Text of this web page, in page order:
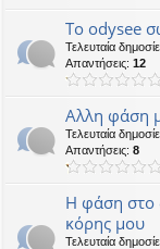
Το odysee
Τελευταία
Απαντήσεις: 12
Αλλη φάση
Τελευταία
Απαντήσεις: 8
Η φάση στο
κόρης μου
Τελευταία